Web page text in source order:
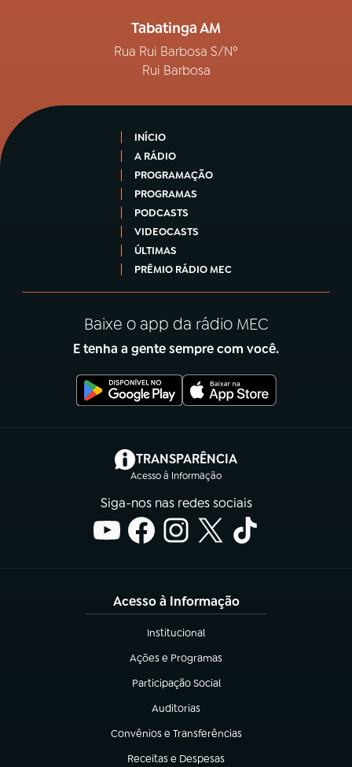
Tabatinga AM
Rua Rui Barbosa S/Nº
Rui Barbosa
INÍCIO
A RÁDIO
PROGRAMAÇÃO
PROGRAMAS
PODCASTS
VIDEOCASTS
ÚLTIMAS
PRÊMIO RÁDIO MEC
Baixe o app da rádio MEC
E tenha a gente sempre com você.
TRANSPARÊNCIA
Acesso à Informação
(abre em nova aba)
Siga-nos nas redes sociais
Acesso à Informação
Institucional
(abre em nova aba)
Ações e Programas
(abre em nova aba)
Participação Social
(abre em nova aba)
Auditorias
(abre em nova aba)
Convênios e Transferências
(abre em nova aba)
Receitas e Despesas
(abre em nova aba)